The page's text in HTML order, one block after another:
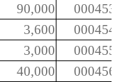
90,000
000453
3,600
000454
3,000
000455
40,000 000456